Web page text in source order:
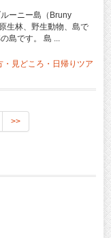
ーニー島（Bruny
生林、野生動物、島で
島です。 島 ...
・見どころ・日帰りツア
>>